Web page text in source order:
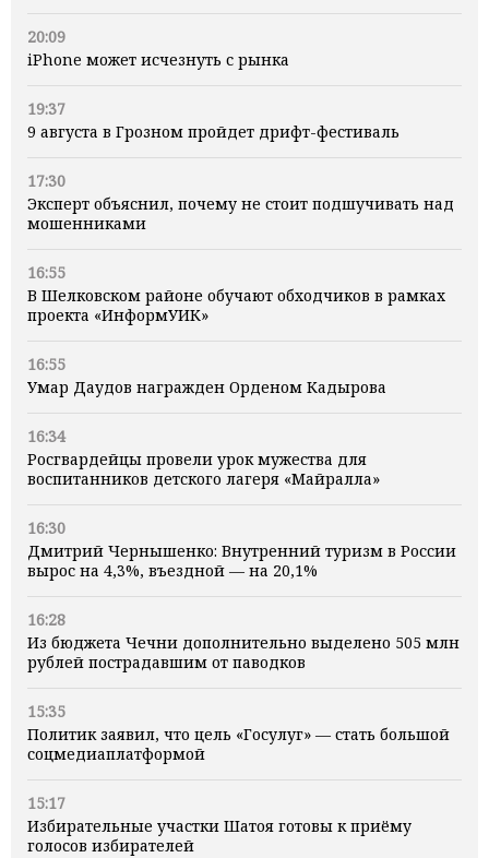
20:09
iPhone может исчезнуть с рынка
19:37
9 августа в Грозном пройдет дрифт-фестиваль
17:30
Эксперт объяснил, почему не стоит подшучивать над
мошенниками
16:55
В Шелковском районе обучают обходчиков в рамках
проекта «ИнформУИК»
16:55
Умар Даудов награжден Орденом Кадырова
16:34
Росгвардейцы провели урок мужества для
воспитанников детского лагеря «Майралла»
16:30
Дмитрий Чернышенко: Внутренний туризм в России
вырос на 4,3%, въездной — на 20,1%
16:28
Из бюджета Чечни дополнительно выделено 505 млн
рублей пострадавшим от паводков
15:35
Политик заявил, что цель «Госулуг» — стать большой
соцмедиаплатформой
15:17
Избирательные участки Шатоя готовы к приёму
голосов избирателей